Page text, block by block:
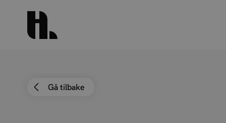
Gå tilbake